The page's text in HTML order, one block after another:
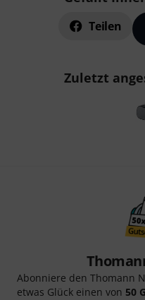
Teilen
Zuletzt
Abonniere den Thomann
etwas Glück einen von 50